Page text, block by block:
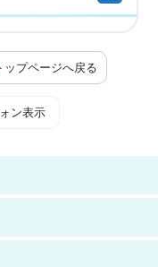
ップページへ戻る
ン表示